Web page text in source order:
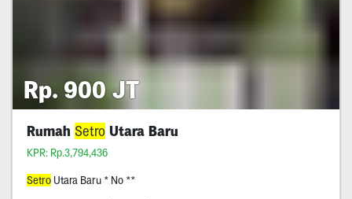
Rp. 900 JT
Rumah SetroUtara Baru
KPR: Rp.3,794,436
SetroUtara Baru * No **